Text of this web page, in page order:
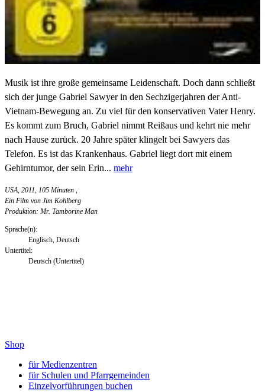
Musik ist ihre große gemeinsame Leidenschaft. Doch dann schließt
sich der junge Gabriel Sawyer in den Sechzigerjahren der Anti-
Vietnam-Bewegung an. Zu viel für den konservativen Vater Henry.
Es kommt zum Bruch, Gabriel nimmt Reißaus und kehrt nie mehr
nach Hause zurück. 20 Jahre später klingelt bei Sawyers das
Telefon. Es ist das Krankenhaus. Gabriel liegt dort mit einem
Gehirntumor, der sein Erin... mehr
USA, 2011, 105 Minuten ,
Ein Film von Jim Kohlberg
Produktion: Mr. Tamborine Man
Sprache(n):
Englisch, Deutsch
Untertitel:
Deutsch (Untertitel)
Shop
für Medienzentren
für Schulen und Pfarrgemeinden
Einzelvorführungen buchen